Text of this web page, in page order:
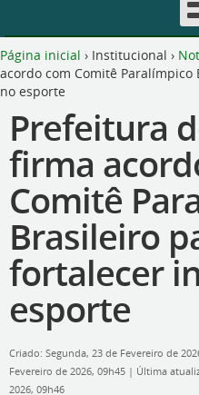
Página inicial › Institucional ›
acordo com Comitê
no esporte
Prefeitura
firma
Comitê
Brasileiro
fortalecer
esporte
Criado: Segunda, 23 de Fevereiro de
Fevereiro de 2026, 09h45 | Última
2026, 09h46